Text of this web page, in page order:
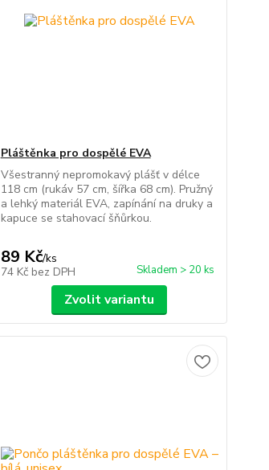
Pláštěnka pro dospělé EVA
Všestranný nepromokavý plášť v délce
118 cm (rukáv 57 cm, šířka 68 cm). Pružný
a lehký materiál EVA, zapínání na druky a
kapuce se stahovací šňůrkou.
89 Kč/ks
74 Kč bez DPH Skladem > 20 ks
Zvolit variantu